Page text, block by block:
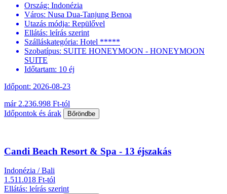
Ország: Indonézia
Város: Nusa Dua-Tanjung Benoa
Utazás módja: Repülővel
Ellátás: leírás szerint
Szálláskategória: Hotel *****
Szobatípus: SUITE HONEYMOON - HONEYMOON
SUITE
Időtartam: 10 éj
Időpont: 2026-08-23
már 2.236.998 Ft-tól
Időpontok és árak
Bőröndbe
Candi Beach Resort & Spa - 13 éjszakás
Indonézia / Bali
1.511.018 Ft-tól
Ellátás: leírás szerint